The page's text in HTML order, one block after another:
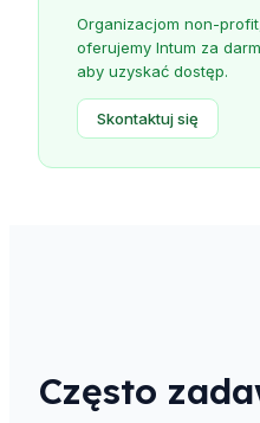
Organizacjom non-
oferujemy Intum za
aby uzyskać dostęp.
Skontaktuj się
Często